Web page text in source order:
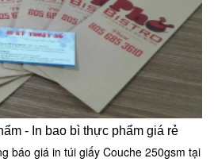
- In bao bì thực phẩm giá rẻ
báo giá in túi giấy Couche 250gsm tại